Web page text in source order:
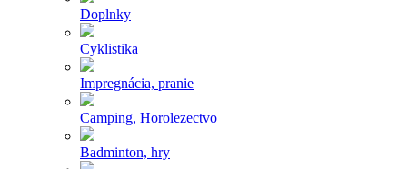
Doplnky
Cyklistika
Impregnácia, pranie
Camping, Horolezectvo
Badminton, hry